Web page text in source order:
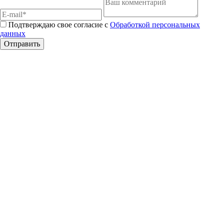
Подтверждаю свое согласие с Обработкой персональных
данных
Отправить